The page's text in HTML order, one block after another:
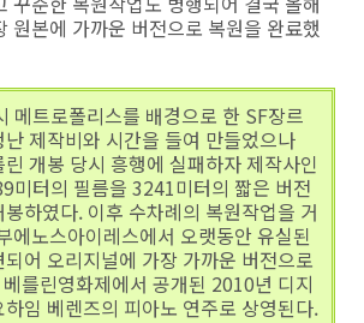
원본에 가까운 버전으로 복원을 완료했
메트로폴리스를 배경으로 한 SF장르
제작비와 시간을 들여 만들었으나
개봉 당시 흥행에 실패하자 제작사인
미터의 필름을 3241미터의 짧은 버전
하였다. 이후 수차례의 복원작업을 거
에노스아이레스에서 오랫동안 유실된
어 오리지널에 가장 가까운 버전으로
를린영화제에서 공개된 2010년 디지
임 베렌즈의 피아노 연주로 상영된다.